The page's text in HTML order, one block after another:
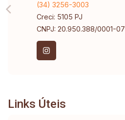
(34) 3256-3003
Creci: 5105 PJ
CNPJ: 20.950.388/0001-07
Links Úteis